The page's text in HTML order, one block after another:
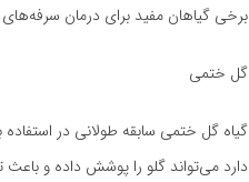
برخی گیاهان مفید برای درمان سرفه‌های
گل ختمی
گیاه گل ختمی سابقه طولانی در استفاده
دارد می‌تواند گلو را پوشش داده و